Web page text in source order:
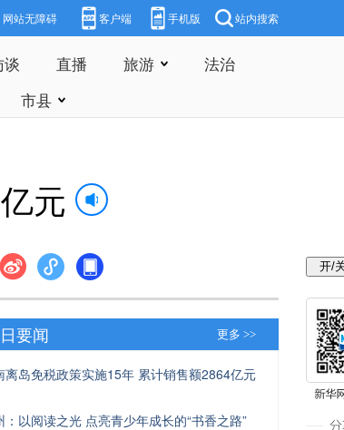
网站无障碍 客户端 手机版 站内搜索
谈 直播 旅游
法治
市县
元
要闻 更多 >>
离岛免税政策实施15年 累计销售额2864亿元
：以阅读之光 点亮青少年成长的“书香之路”